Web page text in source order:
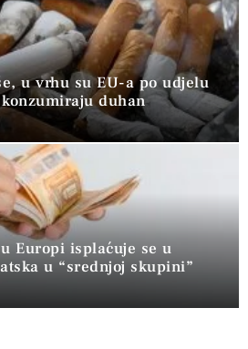
u vrhu su EU-a po udjelu
duhan
Europi isplaćuje se u
u “srednjoj skupini”